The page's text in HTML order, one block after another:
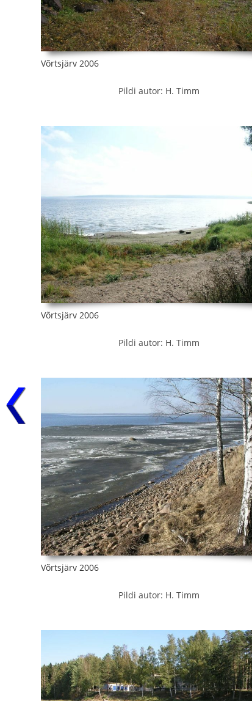
Võrtsjärv 2006
Pildi autor: H. Timm
Võrtsjärv 2006
Pildi autor: H. Timm
Võrtsjärv 2006
Pildi autor: H. Timm